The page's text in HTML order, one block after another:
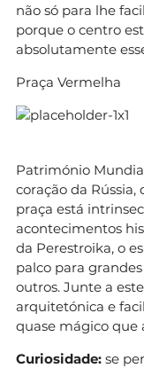
não só para lhe
porque o centro
absolutamente
Praça Vermelha
Património
coração da Rússia,
praça está
acontecimentos
da Perestroika, o
palco para
outros. Junte a
arquitetónica e
quase mágico que
Curiosidade: se